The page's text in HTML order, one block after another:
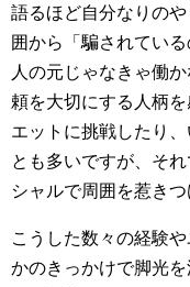
語るほど自分なりの
囲から「騙されてい
人の元じゃなきゃ働
頼を大切にする人柄
エットに挑戦したり
とも多いですが、そ
シャルで周囲を惹きつ
こうした数々の経験
かのきっかけで脚光